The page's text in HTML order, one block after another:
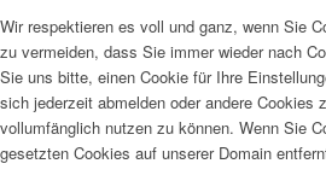
Wir respektieren es voll und ganz, wenn Sie
zu vermeiden, dass Sie immer wieder nach
Sie uns bitte, einen Cookie für Ihre
sich jederzeit abmelden oder andere Cookies
vollumfänglich nutzen zu können. Wenn Sie
gesetzten Cookies auf unserer Domain